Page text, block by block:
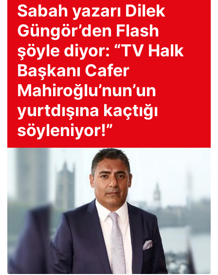
Sabah yazarı Dilek
Güngör’den Flash
şöyle diyor: “TV Halk
Başkanı Cafer
Mahiroğlu’nun’un
yurtdışına kaçtığı
söyleniyor!”